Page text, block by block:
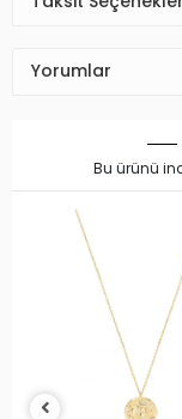
Yorumlar
Bu ürünü